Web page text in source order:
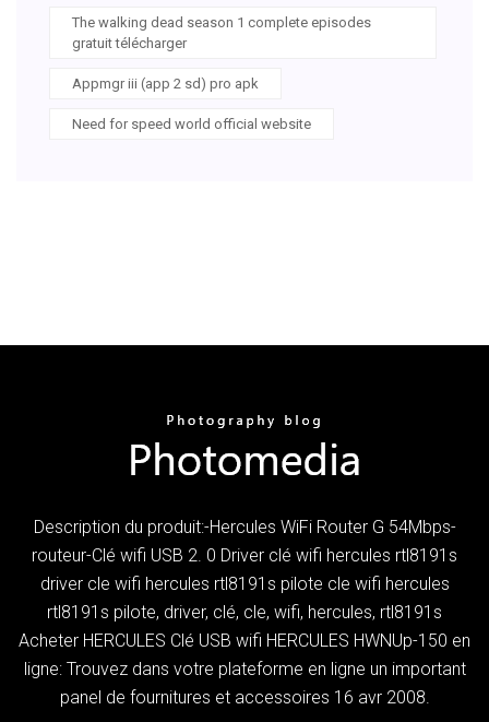
The walking dead season 1 complete episodes
gratuit télécharger
Appmgr iii (app 2 sd) pro apk
Need for speed world official website
Description du produit:-Hercules WiFi Router G 54Mbps-
routeur-Clé wifi USB 2. 0 Driver clé wifi hercules rtl8191s
driver cle wifi hercules rtl8191s pilote cle wifi hercules
rtl8191s pilote, driver, clé, cle, wifi, hercules, rtl8191s
Acheter HERCULES Clé USB wifi HERCULES HWNUp-150 en
ligne: Trouvez dans votre plateforme en ligne un important
panel de fournitures et accessoires 16 avr 2008.